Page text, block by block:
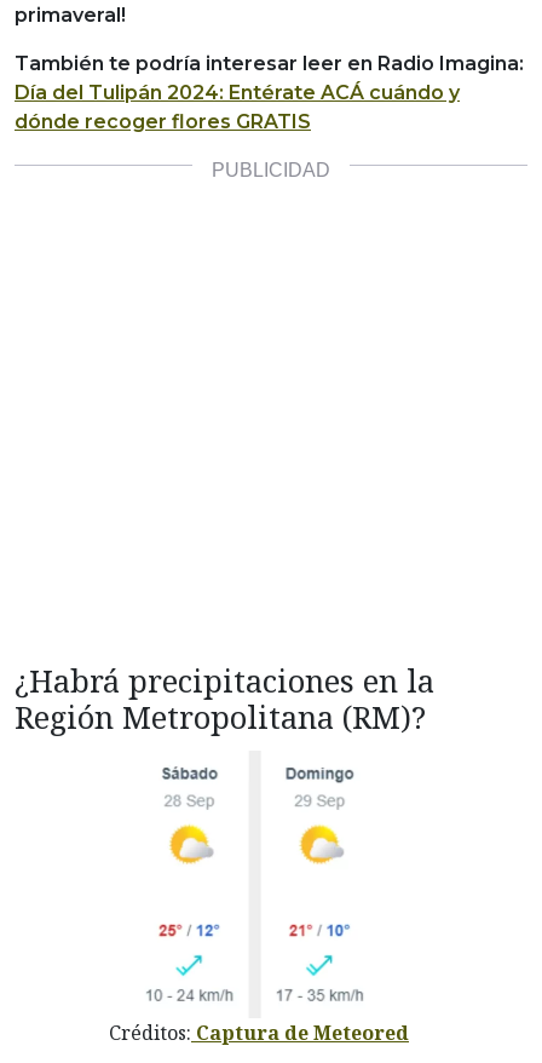
primaveral!
También te podría interesar leer en Radio Imagina:
Día del Tulipán 2024: Entérate ACÁ cuándo y
dónde recoger flores GRATIS
¿Habrá precipitaciones en la
Región Metropolitana (RM)?
Créditos: Captura de Meteored